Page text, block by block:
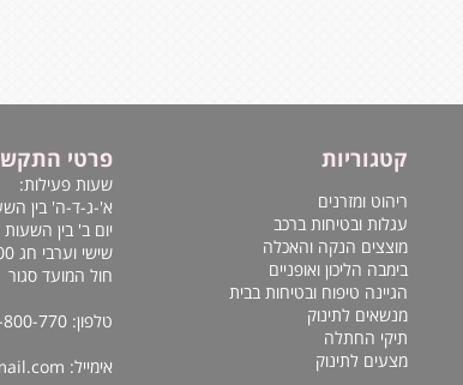
קטגוריות
ריהוט ומזרנים
עגלות ובטיחות ברכב
מוצצים הנקה והאכלה
בימבה הליכון ואופניים
הגיינה טיפוח ובטיחות בבית
מנשאים לתינוק
תיקי החתלה
מצעים לתינוק
פרטי
שעות פעילות:
א'-ג-ד-ה' בין השעות
יום ב' בין השעות 10:00-14:00
שישי וערבי חג 10:00-13:00
חול המועד סגור
טלפון: 1-800-800-770
אימייל: